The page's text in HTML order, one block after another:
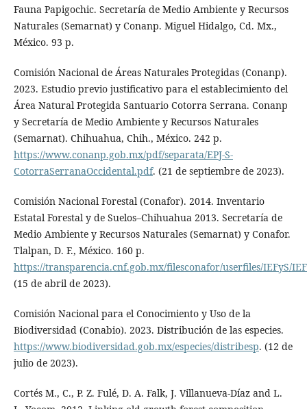
Fauna Papigochic. Secretaría de Medio Ambiente y Recursos
Naturales (Semarnat) y Conanp. Miguel Hidalgo, Cd. Mx.,
México. 93 p.
Comisión Nacional de Áreas Naturales Protegidas (Conanp).
2023. Estudio previo justificativo para el establecimiento del
Área Natural Protegida Santuario Cotorra Serrana. Conanp
y Secretaría de Medio Ambiente y Recursos Naturales
(Semarnat). Chihuahua, Chih., México. 242 p.
https://www.conanp.gob.mx/pdf/separata/EPJ-S-
CotorraSerranaOccidental.pdf. (21 de septiembre de 2023).
Comisión Nacional Forestal (Conafor). 2014. Inventario
Estatal Forestal y de Suelos–Chihuahua 2013. Secretaría de
Medio Ambiente y Recursos Naturales (Semarnat) y Conafor.
Tlalpan, D. F., México. 160 p.
https://transparencia.cnf.gob.mx/filesconafor/userfiles/IEFyS/
(15 de abril de 2023).
Comisión Nacional para el Conocimiento y Uso de la
Biodiversidad (Conabio). 2023. Distribución de las especies.
https://www.biodiversidad.gob.mx/especies/distribesp. (12 de
julio de 2023).
Cortés M., C., P. Z. Fulé, D. A. Falk, J. Villanueva-Díaz and L.